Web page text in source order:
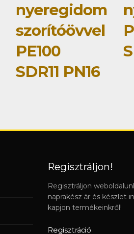
nyeregidom
szorítóövvel
PE100
SDR11 PN16
Regisztráljon!
Regisztráljon
naprakész ár és készlet
kapjon termékeinkről!
Regisztráció